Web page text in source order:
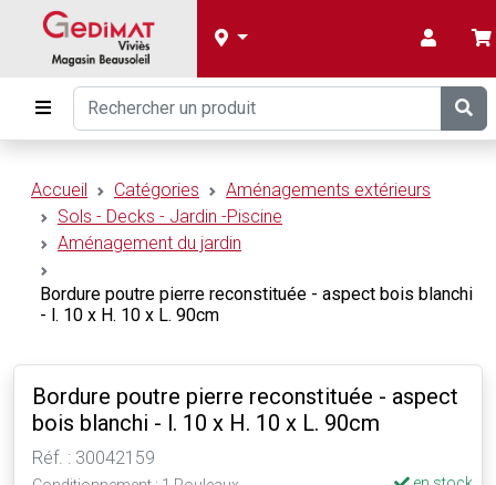
Accueil Catégories
Aménagements extérieurs
Sols - Decks - Jardin -Piscine
Aménagement du jardin
Bordure poutre pierre reconstituée - aspect bois blanchi
- l. 10 x H. 10 x L. 90cm
Bordure poutre pierre reconstituée - aspect
bois blanchi - l. 10 x H. 10 x L. 90cm
Réf. : 30042159